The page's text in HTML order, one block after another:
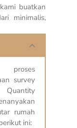
buatkan
minimalis,
survey
rumah
ini: